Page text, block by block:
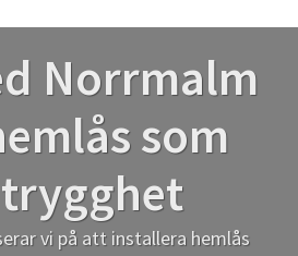
Norrmalm
som
vi på att installera hemlås